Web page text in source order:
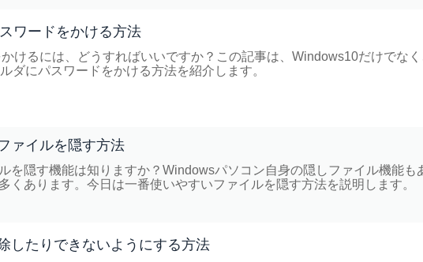
ワードをかける方法
けるには、どうすればいいですか？この記事は、Windows10だけでなく
ダにパスワードをかける方法を紹介します。
ァイルを隠す方法
を隠す機能は知りますか？Windowsパソコン自身の隠しファイル機能も
くあります。今日は一番使いやすいファイルを隠す方法を説明します。
したりできないようにする方法